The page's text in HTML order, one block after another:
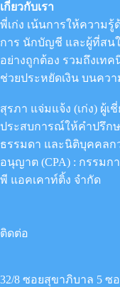
เกี่ยวกับเรา
พี่เก่ง เน้นการให้ความ
การ นักบัญชี และผู้ที่สน
อย่างถูกต้อง รวมถึงเท
ช่วยประหยัดเงิน บนคว
สุรภา แจ่มแจ้ง (เก่ง) ผู้
ประสบการณ์ให้คำปรึก
ธรรมดา และนิติบุคคลก
อนุญาต (CPA) : กรรมก
พี แอคเคาท์ติ้ง จำกัด
ติดต่อ
32/8 ซอยสุขาภิบาล 5 ซ